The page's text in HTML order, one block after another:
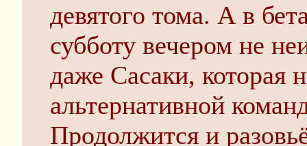
девятого тома. А в
субботу вечером не
даже Сасаки, которая
альтернативной
Продолжится и